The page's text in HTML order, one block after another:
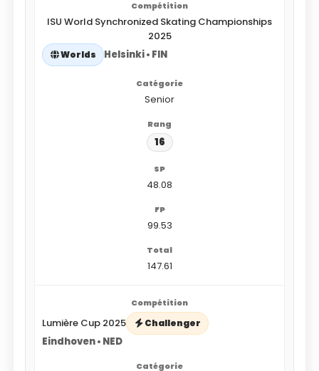
ISU World Synchronized Skating Championships
2025
Worlds Helsinki • FIN
Senior
16
48.08
99.53
147.61
Lumière Cup 2025 Challenger
Eindhoven • NED